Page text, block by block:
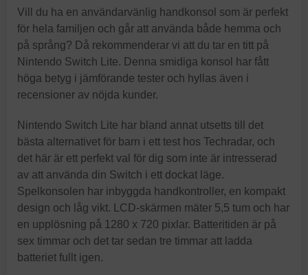
Vill du ha en användarvänlig handkonsol som är perfekt
för hela familjen och går att använda både hemma och
på språng? Då rekommenderar vi att du tar en titt på
Nintendo Switch Lite. Denna smidiga konsol har fått
höga betyg i jämförande tester och hyllas även i
recensioner av nöjda kunder.
Nintendo Switch Lite har bland annat utsetts till det
bästa alternativet för barn i ett test hos Techradar, och
det här är ett perfekt val för dig som inte är intresserad
av att använda din Switch i ett dockat läge.
Spelkonsolen har inbyggda handkontroller, en kompakt
design och låg vikt. LCD-skärmen mäter 5,5 tum och har
en upplösning på 1280 x 720 pixlar. Batteritiden är på
sex timmar och det tar sedan tre timmar att ladda
batteriet fullt igen.